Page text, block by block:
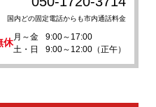
国内どの固定電話からも市内通話料金
休
月～金
9:00～17:00
土・日
9:00～12:00（正午）